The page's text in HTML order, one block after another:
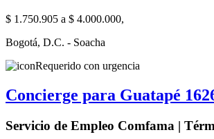
$ 1.750.905 a $ 4.000.000,
Bogotá, D.C. - Soacha
Requerido con urgencia
Concierge para Guatapé
Servicio de Empleo Comfama |